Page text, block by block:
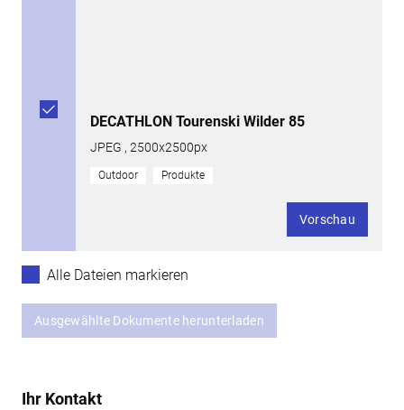
DECATHLON Tourenski Wilder 85
JPEG , 2500x2500px
Outdoor Produkte
Vorschau
Alle Dateien markieren
Ausgewählte Dokumente herunterladen
Ihr Kontakt